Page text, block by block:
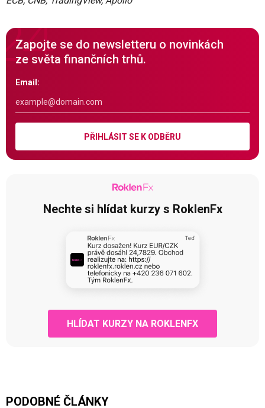
Zapojte se do newsletteru o novinkách
ze světa finančních trhů.
Email:
PŘIHLÁSIT SE K ODBĚRU
Nechte si hlídat kurzy s RoklenFx
HLÍDAT KURZY NA ROKLENFX
PODOBNÉ ČLÁNKY